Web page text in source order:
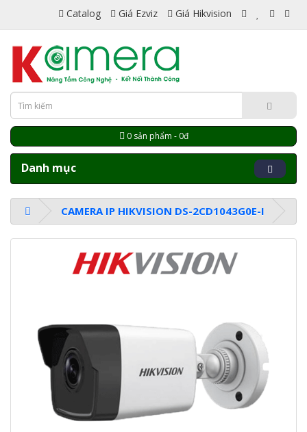
Catalog Giá Ezviz Giá Hikvision
0 sản phẩm - 0đ
Danh mục
CAMERA IP HIKVISION DS-2CD1043G0E-I